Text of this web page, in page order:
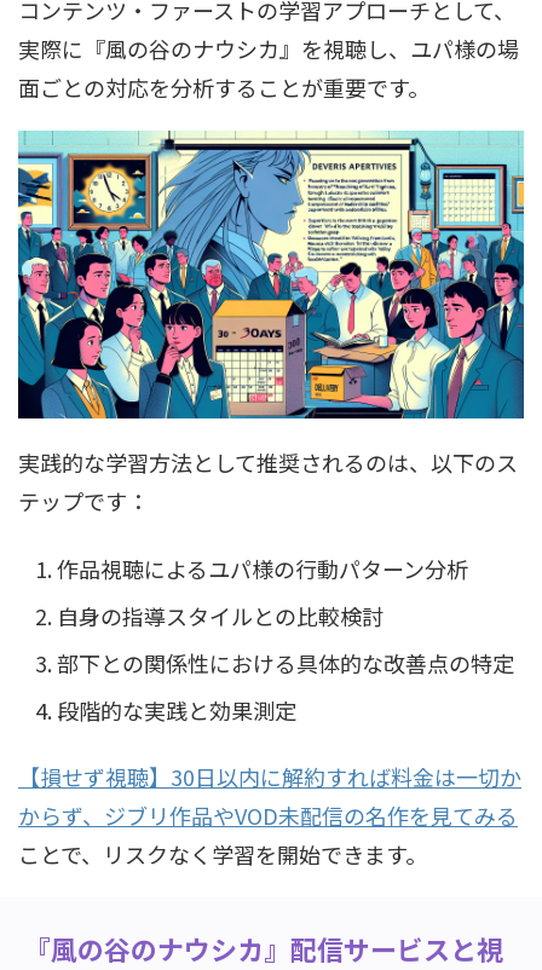
コンテンツ・ファーストの学習アプローチとして、
実際に『風の谷のナウシカ』を視聴し、ユパ様の場
面ごとの対応を分析することが重要です。
実践的な学習方法として推奨されるのは、以下のス
テップです：
作品視聴によるユパ様の行動パターン分析
自身の指導スタイルとの比較検討
部下との関係性における具体的な改善点の特定
段階的な実践と効果測定
【損せず視聴】30日以内に解約すれば料金は一切か
からず、ジブリ作品やVOD未配信の名作を見てみる
ことで、リスクなく学習を開始できます。
『風の谷のナウシカ』配信サービスと視